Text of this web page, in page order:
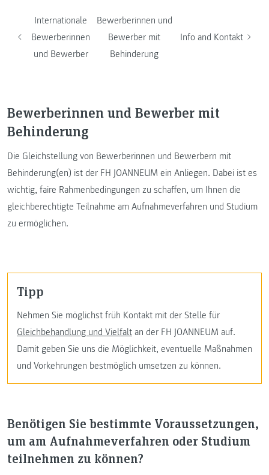
Internationale
Bewerberinnen
und Bewerber
Bewerberinnen und
Bewerber mit
Behinderung
Info and Kontakt
Bewerberinnen und Bewerber mit
Behinderung
Die Gleichstellung von Bewerberinnen und Bewerbern mit
Behinderung(en) ist der FH JOANNEUM ein Anliegen. Dabei ist es
wichtig, faire Rahmenbedingungen zu schaffen, um Ihnen die
gleichberechtigte Teilnahme am Aufnahmeverfahren und Studium
zu ermöglichen.
Tipp
Nehmen Sie möglichst früh Kontakt mit der Stelle für
Gleichbehandlung und Vielfalt an der FH JOANNEUM auf.
Damit geben Sie uns die Möglichkeit, eventuelle Maßnahmen
und Vorkehrungen bestmöglich umsetzen zu können.
Benötigen Sie bestimmte Voraussetzungen,
um am Aufnahmeverfahren oder Studium
teilnehmen zu können?